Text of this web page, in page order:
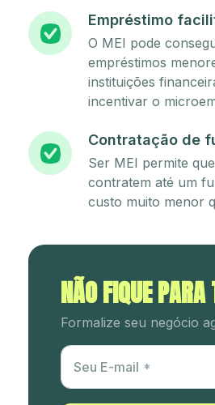
Empréstimo
O MEI pode
empréstimos
instituições
incentivar o
Contratação de
Ser MEI permite
contratem até um
custo muito menor
NÃO FIQUE PARA
Formalize seu negócio
Utm Content
Seu E-mail